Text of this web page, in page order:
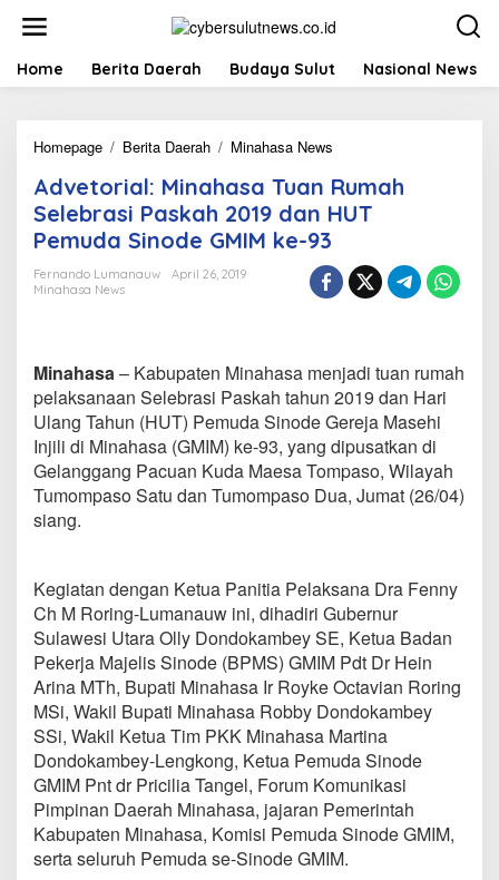
t
Home Berita Daerah Budaya Sulut Nasional News
Homepage / Berita Daerah / Minahasa News
v
e
r
M
i
n
a
h
a
s
a
n
R
u
m
a
h
S
e
l
e
b
r
a
s
i
Advetorial: Minahasa Tuan Rumah
Selebrasi Paskah 2019 dan HUT
Pemuda Sinode GMIM ke-93
Fernando Lumanauw
April 26, 2019
Minahasa News
Minahasa– Kabupaten Minahasa menjadi tuan rumah
pelaksanaan Selebrasi Paskah tahun 2019 dan Hari
Ulang Tahun (HUT) Pemuda Sinode Gereja Masehi
Injili di Minahasa (GMIM) ke-93, yang dipusatkan di
Gelanggang Pacuan Kuda Maesa Tompaso, Wilayah
Tumompaso Satu dan Tumompaso Dua, Jumat (26/04)
siang.
Kegiatan dengan Ketua Panitia Pelaksana Dra Fenny
Ch M Roring-Lumanauw ini, dihadiri Gubernur
Sulawesi Utara Olly Dondokambey SE, Ketua Badan
Pekerja Majelis Sinode (BPMS) GMIM Pdt Dr Hein
Arina MTh, Bupati Minahasa Ir Royke Octavian Roring
MSi, Wakil Bupati Minahasa Robby Dondokambey
SSi, Wakil Ketua Tim PKK Minahasa Martina
Dondokambey-Lengkong, Ketua Pemuda Sinode
GMIM Pnt dr Pricilia Tangel, Forum Komunikasi
Pimpinan Daerah Minahasa, jajaran Pemerintah
Kabupaten Minahasa, Komisi Pemuda Sinode GMIM,
serta seluruh Pemuda se-Sinode GMIM.